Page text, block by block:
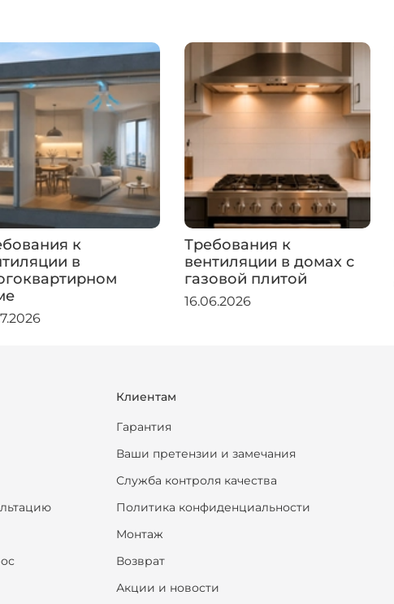
к
в
Требования к
вентиляции в домах с
газовой плитой
16.06.2026
Клиентам
Гарантия
Ваши претензии и замечания
Служба контроля качества
Политика конфиденциальности
Монтаж
Возврат
Акции и новости